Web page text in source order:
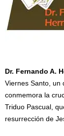
Dr. Fernando A.
Viernes Santo, un
conmemora la
Triduo Pascual,
resurrección de